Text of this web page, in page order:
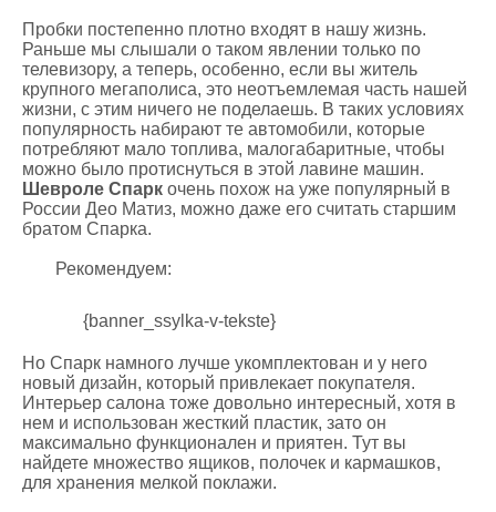
Пробки постепенно плотно входят в нашу жизнь.
Раньше мы слышали о таком явлении только по
телевизору, а теперь, особенно, если вы житель
крупного мегаполиса, это неотъемлемая часть нашей
жизни, с этим ничего не поделаешь. В таких условиях
популярность набирают те автомобили, которые
потребляют мало топлива, малогабаритные, чтобы
можно было протиснуться в этой лавине машин.
Шевроле Спарк очень похож на уже популярный в
России Део Матиз, можно даже его считать старшим
братом Спарка.
Рекомендуем:
{banner_ssylka-v-tekste}
Но Спарк намного лучше укомплектован и у него
новый дизайн, который привлекает покупателя.
Интерьер салона тоже довольно интересный, хотя в
нем и использован жесткий пластик, зато он
максимально функционален и приятен. Тут вы
найдете множество ящиков, полочек и кармашков,
для хранения мелкой поклажи.